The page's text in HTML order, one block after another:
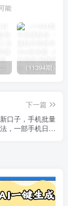
能
域套装sop流程包，社群发售工具套装模型
下一篇
口子，手机批量
，一部手机日撸